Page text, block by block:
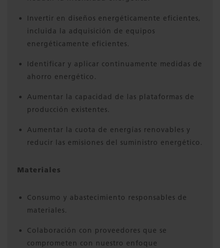
Invertir en diseños energéticamente eficientes,
incluida la adquisición de equipos
energéticamente eficientes.
Identificar y aplicar continuamente medidas de
ahorro energético.
Aumentar la capacidad de las plataformas de
producción existentes.
Aumentar la cuota de energías renovables y
reducir las emisiones del suministro energético.
Materiales
Consumo y abastecimiento responsables de
materiales.
Colaboración con proveedores que se
comprometen con nuestro enfoque